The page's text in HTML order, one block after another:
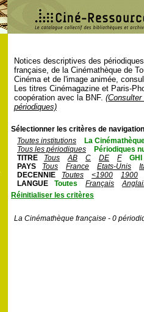
Notices descriptives des
française, de la Cinémathèque de
Cinéma et de l'image animée,
Les titres Cinémagazine et Paris-
coopération avec la BNF.
périodiques)
Sélectionner les critères de
Toutes institutions
La
Tous les périodiques
Périodiques
TITRE
Tous AB C DE F
GHI
PAYS
Tous France Etats-Unis
DECENNIE
Toutes <1900
1900
LANGUE
Toutes Français
Réinitialiser les critères
La Cinémathèque française - 0